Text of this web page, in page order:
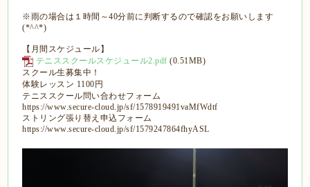
※雨の場合は１時間～40分前に判断するので確認をお願いします
(*^^*)
【月間スケジュール】
テニススクールスケジュール2.pdf (0.51MB)
スクール生募集中！
体験レッスン 1100円
テニススクール問い合わせフォーム
https://www.secure-cloud.jp/sf/1578919491vaMfWdtf
ストリング張り替え申込フォーム
https://www.secure-cloud.jp/sf/1579247864fhyASL